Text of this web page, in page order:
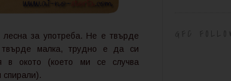
лесна за употреба. Не е твърде
малка, трудно е да си
в окото (което ми се случва
спирали).